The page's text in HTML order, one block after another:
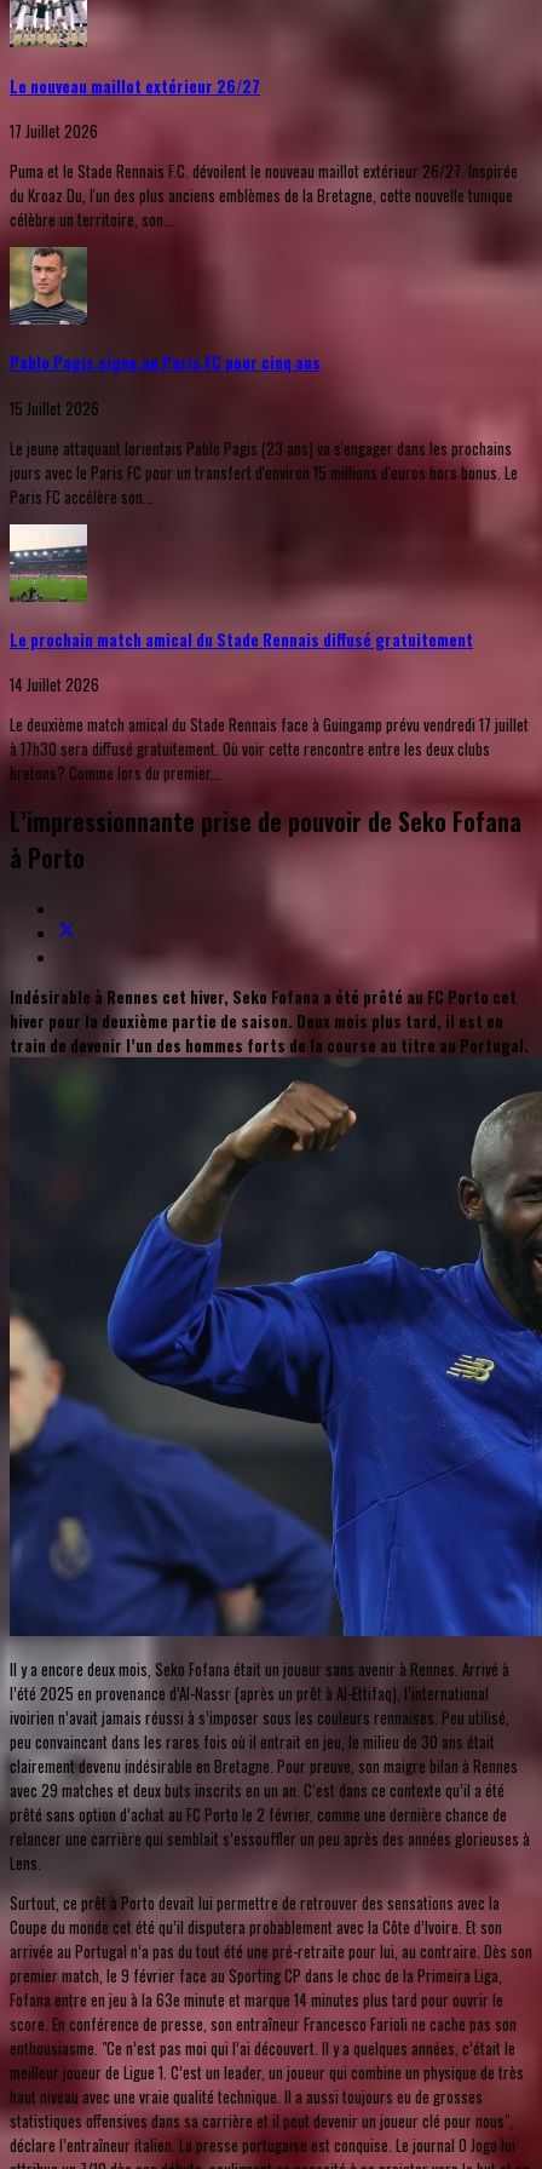
Le nouveau maillot extérieur 26/27
17 Juillet 2026
Puma et le Stade Rennais F.C. dévoilent le nouveau maillot extérieur 26/27. Inspirée
du Kroaz Du, l'un des plus anciens emblèmes de la Bretagne, cette nouvelle tunique
célèbre un territoire, son...
Pablo Pagis signe au Paris FC pour cinq ans
15 Juillet 2026
Le jeune attaquant lorientais Pablo Pagis (23 ans) va s'engager dans les prochains
jours avec le Paris FC pour un transfert d'environ 15 millions d'euros hors bonus. Le
Paris FC accélère son...
Le prochain match amical du Stade Rennais diffusé gratuitement
14 Juillet 2026
Le deuxième match amical du Stade Rennais face à Guingamp prévu vendredi 17 juillet
à 17h30 sera diffusé gratuitement. Où voir cette rencontre entre les deux clubs
bretons? Comme lors du premier...
L’impressionnante prise de pouvoir de Seko Fofana
à Porto
Indésirable à Rennes cet hiver, Seko Fofana a été prêté au FC Porto cet
hiver pour la deuxième partie de saison. Deux mois plus tard, il est en
train de devenir l’un des hommes forts de la course au titre au Portugal.
Il y a encore deux mois, Seko Fofana était un joueur sans avenir à Rennes. Arrivé à
l’été 2025 en provenance d’Al-Nassr (après un prêt à Al-Ettifaq), l’international
ivoirien n’avait jamais réussi à s’imposer sous les couleurs rennaises. Peu utilisé,
peu convaincant dans les rares fois où il entrait en jeu, le milieu de 30 ans était
clairement devenu indésirable en Bretagne. Pour preuve, son maigre bilan à Rennes
avec 29 matches et deux buts inscrits en un an. C’est dans ce contexte qu’il a été
prêté sans option d’achat au FC Porto le 2 février, comme une dernière chance de
relancer une carrière qui semblait s’essouffler un peu après des années glorieuses à
Lens.
Surtout, ce prêt à Porto devait lui permettre de retrouver des sensations avec la
Coupe du monde cet été qu’il disputera probablement avec la Côte d’Ivoire. Et son
arrivée au Portugal n’a pas du tout été une pré-retraite pour lui, au contraire. Dès son
premier match, le 9 février face au Sporting CP dans le choc de la Primeira Liga,
Fofana entre en jeu à la 63e minute et marque 14 minutes plus tard pour ouvrir le
score. En conférence de presse, son entraîneur Francesco Farioli ne cache pas son
enthousiasme. "Ce n’est pas moi qui l’ai découvert. Il y a quelques années, c’était le
meilleur joueur de Ligue 1. C’est un leader, un joueur qui combine un physique de très
haut niveau avec une vraie qualité technique. Il a aussi toujours eu de grosses
statistiques offensives dans sa carrière et il peut devenir un joueur clé pour nous",
déclare l’entraîneur italien. La presse portugaise est conquise. Le journal O Jogo lui